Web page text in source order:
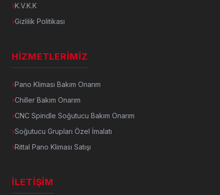
K.V.K.K
Gizlilik Politikası
HIZMETLERIMIZ
Pano Kliması Bakım Onarım
Chiller Bakım Onarım
CNC Spindle Soğutucu Bakım Onarım
Soğutucu Grupları Özel İmalatı
Rittal Pano Kliması Satışı
İLETIŞIM